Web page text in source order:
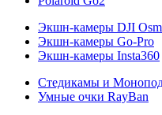
Экшн-камеры DJI
Экшн-камеры Go-Pro
Экшн-камеры Insta360
Стедикамы и
Умные очки RayBan